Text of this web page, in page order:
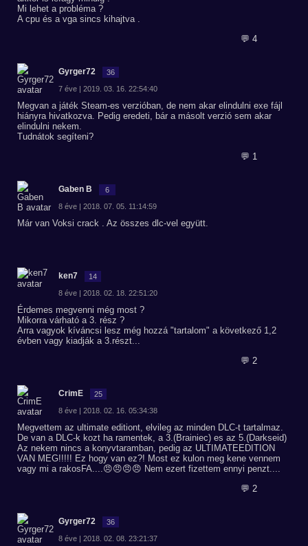
Mi lehet a probléma ?
A cpu és a vga sincs kihajtva .
💬 4
Gyrger72 36
7 éve | 2019. 03. 16. 22:54:40
Megvan a játék Steam-es verzióban, de nem akar elindulni exe fájl
hiányra hivatkozva. Pedig eredeti, bár a másolt verzió sem akar
elindulni nekem.
Tudnátok segíteni?
💬 1
Gaben B 6
8 éve | 2018. 07. 05. 11:14:59
Már van Voksi crack . Az összes dlc-vel együtt.
ken7 14
8 éve | 2018. 02. 18. 22:51:20
Érdemes megvenni még most ?
Mikorra várható a 3. rész ?
Arra vagyok kíváncsi lesz még hozzá "tartalom" a következő 1,2
évben vagy kiadják a 3.részt...
💬 2
CrimE 25
8 éve | 2018. 02. 16. 05:34:38
Megvettem az ultimate editiont, elvileg az minden DLC-t tartalmaz.
De van a DLC-k kozt ha ramentek, a 3.(Brainiec) es az 5.(Darkseid)
Az nekem nincs a konyvtaramban, pedig az ULTIMATEEDITION
VAN MEG!!!!! Ez hogy van ez?! Most ez kulon meg kene vennem
vagy mi a rakosFA....😠😠😠😠 Nem ezert fizettem ennyi penzt....
💬 2
Gyrger72 36
8 éve | 2018. 02. 08. 23:21:37